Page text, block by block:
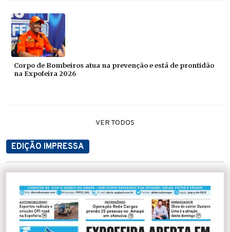
Corpo de Bombeiros atua na prevenção e está de prontidão
na Expofeira 2026
VER TODOS
EDIÇÃO IMPRESSA